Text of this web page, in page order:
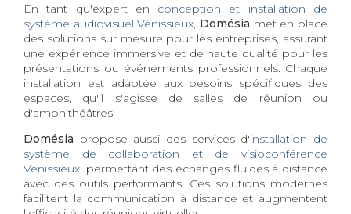
En tant qu'expert en conception et installation de
système audiovisuel Vénissieux Domésia met en place
des solutions sur mesure pour les entreprises, assurant
une expérience immersive et de haute qualité pour les
présentations ou événements professionnels. Chaque
installation est adaptée aux besoins spécifiques des
espaces, qu'il s'agisse de salles de réunion ou
d'amphithéâtres.
Domésia propose aussi des services d'installation de
système de collaboration et de visioconférence
Vénissieux , permettant des échanges fluides à distance
avec des outils performants. Ces solutions modernes
facilitent la communication à distance et augmentent